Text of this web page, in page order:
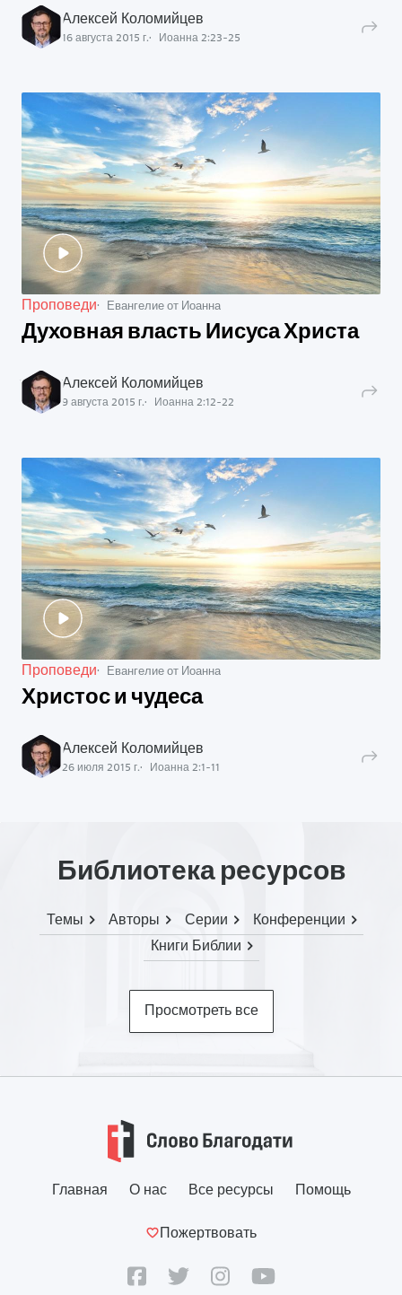
Алексей Коломийцев
16 августа 2015 г. Иоанна 2:23-25
Проповеди Евангелие от Иоанна
Духовная власть Иисуса Христа
Алексей Коломийцев
9 августа 2015 г. Иоанна 2:12-22
Проповеди Евангелие от Иоанна
Христос и чудеса
Алексей Коломийцев
26 июля 2015 г. Иоанна 2:1-11
Библиотека ресурсов
Темы Авторы Серии
Конференции
Книги Библии
Просмотреть все
Главная О нас Все ресурсы Помощь
Пожертвовать